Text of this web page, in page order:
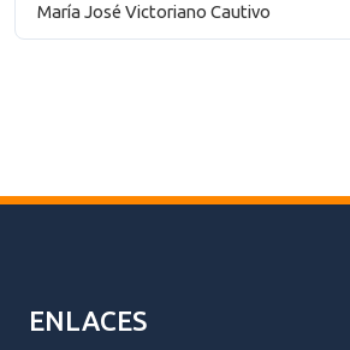
María José Victoriano Cautivo
ENLACES